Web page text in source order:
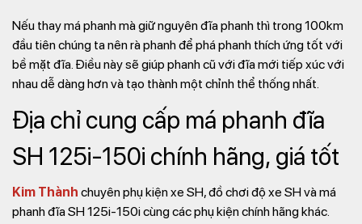
Nếu thay má phanh mà giữ nguyên đĩa phanh thì trong 100km
đầu tiên chúng ta nên rà phanh để phá phanh thích ứng tốt với
bề mặt đĩa. Điều này sẽ giúp phanh cũ với đĩa mới tiếp xúc với
nhau dễ dàng hơn và tạo thành một chỉnh thể thống nhất.
Địa chỉ cung cấp má phanh đĩa
SH 125i-150i chính hãng, giá tốt
Kim Thành chuyên phụ kiện xe SH, đồ chơi độ xe SH và má
phanh đĩa SH 125i-150i cùng các phụ kiện chính hãng khác.